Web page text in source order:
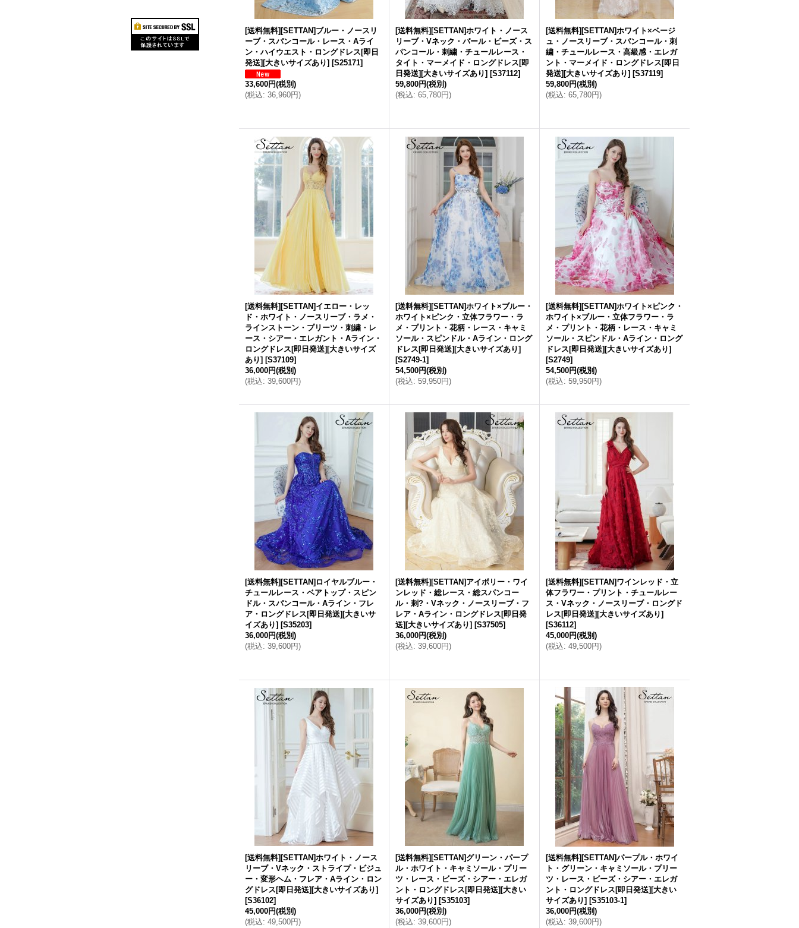
[送料無料][SETTAN]ブルー・ノースリ
ーブ・スパンコール・レース・Aライ
ン・ハイウエスト・ロングドレス[即日
発送][大きいサイズあり] [S25171]
33,600円(税別)
(税込: 36,960円)
[送料無料][SETTAN]ホワイト・ノース
リーブ・Vネック・パール・ビーズ・ス
パンコール・刺繍・チュールレース・
タイト・マーメイド・ロングドレス[即
日発送][大きいサイズあり] [S37112]
59,800円(税別)
(税込: 65,780円)
[送料無料][SETTAN]ホワイト×ベージ
ュ・ノースリーブ・スパンコール・刺
繍・チュールレース・高級感・エレガ
ント・マーメイド・ロングドレス[即日
発送][大きいサイズあり] [S37119]
59,800円(税別)
(税込: 65,780円)
[送料無料][SETTAN]イエロー・レッ
ド・ホワイト・ノースリーブ・ラメ・
ラインストーン・プリーツ・刺繍・レ
ース・シアー・エレガント・Aライン・
ロングドレス[即日発送][大きいサイズ
あり] [S37109]
36,000円(税別)
(税込: 39,600円)
[送料無料][SETTAN]ホワイト×ブルー・
ホワイト×ピンク・立体フラワー・ラ
メ・プリント・花柄・レース・キャミ
ソール・スピンドル・Aライン・ロング
ドレス[即日発送][大きいサイズあり]
[S2749-1]
54,500円(税別)
(税込: 59,950円)
[送料無料][SETTAN]ホワイト×ピンク・
ホワイト×ブルー・立体フラワー・ラ
メ・プリント・花柄・レース・キャミ
ソール・スピンドル・Aライン・ロング
ドレス[即日発送][大きいサイズあり]
[S2749]
54,500円(税別)
(税込: 59,950円)
[送料無料][SETTAN]ロイヤルブルー・
チュールレース・ベアトップ・スピン
ドル・スパンコール・Aライン・フレ
ア・ロングドレス[即日発送][大きいサ
イズあり] [S35203]
36,000円(税別)
(税込: 39,600円)
[送料無料][SETTAN]アイボリー・ワイ
ンレッド・総レース・総スパンコー
ル・刺?・Vネック・ノースリーブ・フ
レア・Aライン・ロングドレス[即日発
送][大きいサイズあり] [S37505]
36,000円(税別)
(税込: 39,600円)
[送料無料][SETTAN]ワインレッド・立
体フラワー・プリント・チュールレー
ス・Vネック・ノースリーブ・ロングド
レス[即日発送][大きいサイズあり]
[S36112]
45,000円(税別)
(税込: 49,500円)
[送料無料][SETTAN]ホワイト・ノース
リーブ・Vネック・ストライプ・ビジュ
ー・変形ヘム・フレア・Aライン・ロン
グドレス[即日発送][大きいサイズあり]
[S36102]
45,000円(税別)
(税込: 49,500円)
[送料無料][SETTAN]グリーン・パープ
ル・ホワイト・キャミソール・プリー
ツ・レース・ビーズ・シアー・エレガ
ント・ロングドレス[即日発送][大きい
サイズあり] [S35103]
36,000円(税別)
(税込: 39,600円)
[送料無料][SETTAN]パープル・ホワイ
ト・グリーン・キャミソール・プリー
ツ・レース・ビーズ・シアー・エレガ
ント・ロングドレス[即日発送][大きい
サイズあり] [S35103-1]
36,000円(税別)
(税込: 39,600円)